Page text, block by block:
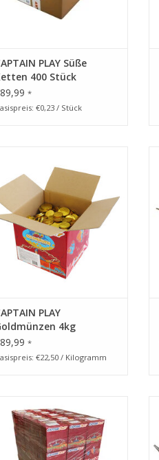
PLAY Süße
400 Stück
*
€0,23 / Stück
Schokolade in Einzelverpackung
WARENKORB HINZUFÜGEN
PLAY
4kg
*
€22,50 / Kilogramm
Originalpalette
WARENKORB HINZUFÜGEN